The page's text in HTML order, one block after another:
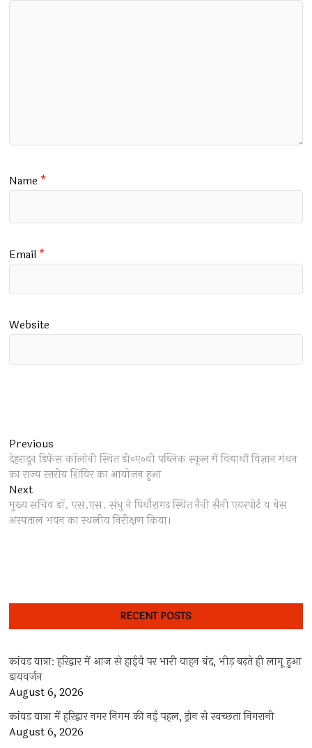
Name *
Email *
Website
Post
navigation
Previous
post:
देहरादून डिफेंस कॉलोनी स्थित डी०ए०वी पब्लिक स्कूल में विद्यार्थी विज्ञान मंथन
का राज्य स्तरीय शिविर का आयोजन हुआ
NextNext
post:
मुख्य सचिव डॉ. एस.एस. संधु ने पिथौरागढ़ स्थित नैनी सैनी एयरपोर्ट व बेस
अस्पताल भवन का स्थलीय निरीक्षण किया।
RECENT POSTS
कांवड़ यात्रा: हरिद्वार में आज से हाईवे पर भारी वाहन बंद, भीड़ बढ़ते ही लागू हुआ
डायवर्जन
August 6, 2026
कांवड़ यात्रा में हरिद्वार नगर निगम की नई पहल, ड्रोन से स्वच्छता निगरानी
August 6, 2026